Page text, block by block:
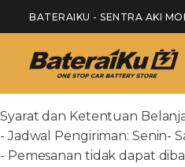
BATERAIKU - SENTRA AKI
Syarat dan Ketentuan
- Jadwal Pengiriman: Senin-
- Pemesanan tidak dapat